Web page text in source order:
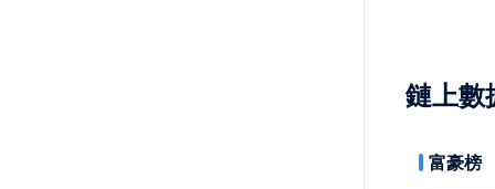
鏈上數
富豪榜